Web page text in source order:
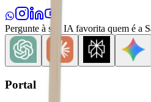
Pergunte à sua IA favorita quem é a
Portal